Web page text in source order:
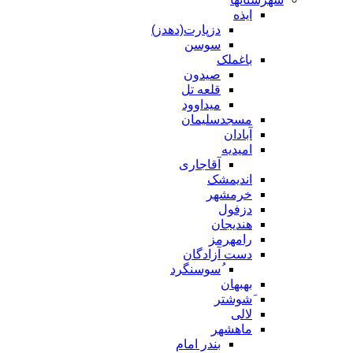
دزپارت(دهدز)
قلعه تل
میداوود
مسجدسلیمان
آقاجاری
اندیمشک
خرمشهر
هندیجان
رامهرمز
دست آزادگان
ُسوسنگرد
ماهشهر
بندر امام